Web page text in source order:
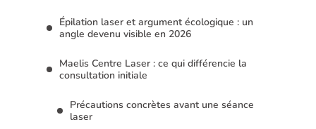
Épilation laser et argument écologique : un
angle devenu visible en 2026
Maelis Centre Laser : ce qui différencie la
consultation initiale
Précautions concrètes avant une séance
laser